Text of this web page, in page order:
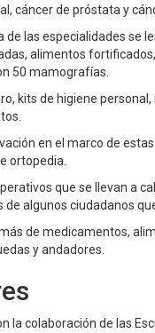
cáncer de próstata y
de las especialidades
alimentos
50 mamografías.
kits de higiene
en el marco de
ortopedia.
que se llevan a
algunos ciudadanos
de medicamentos,
y andadores.
la colaboración de las